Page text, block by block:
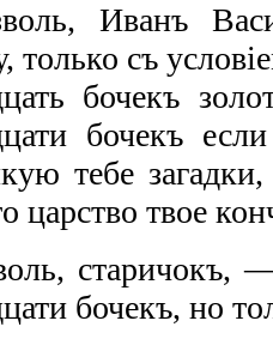
Иванъ
только съ
бочекъ
бочекъ
тебе
царство твое
старичокъ,
бочекъ, но